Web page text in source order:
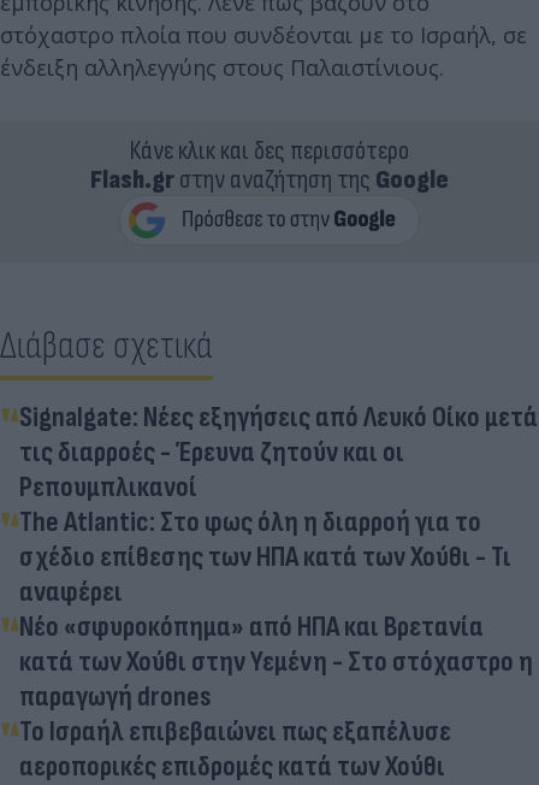
στόχαστρο πλοία που συνδέονται με το Ισραήλ, σε
ένδειξη αλληλεγγύης στους Παλαιστίνιους.
Κάνε κλικ και δες περισσότερο
Flash.grστην αναζήτηση της Google
Διάβασε σχετικά
Signalgate: Νέες εξηγήσεις από Λευκό Οίκο μετά
τις διαρροές - Έρευνα ζητούν και οι
Ρεπουμπλικανοί
The Atlantic: Στο φως όλη η διαρροή για το
σχέδιο επίθεσης των ΗΠΑ κατά των Χούθι - Τι
αναφέρει
Νέο «σφυροκόπημα» από ΗΠΑ και Βρετανία
κατά των Χούθι στην Υεμένη - Στο στόχαστρο η
παραγωγή drones
Το Ισραήλ επιβεβαιώνει πως εξαπέλυσε
αεροπορικές επιδρομές κατά των Χούθι